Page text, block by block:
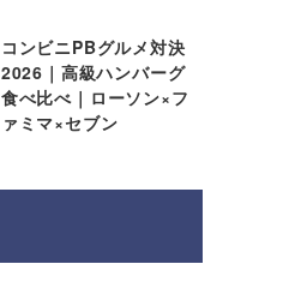
コンビニPBグルメ対決
2026｜高級ハンバーグ
食べ比べ｜ローソン×フ
ァミマ×セブン